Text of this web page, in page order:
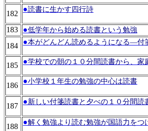
182
●読書に生かす四行詩
183 ●低学年から始める読書という勉強
184 ●本がどんどん読めるようになる―付
185 ●学校での朝の１０分間読書から、
186
●小学校１年生の勉強の中心は読書
187
●新しい付箋読書と夕べの１０分間読
188
●解く勉強より読む勉強が国語力をつ